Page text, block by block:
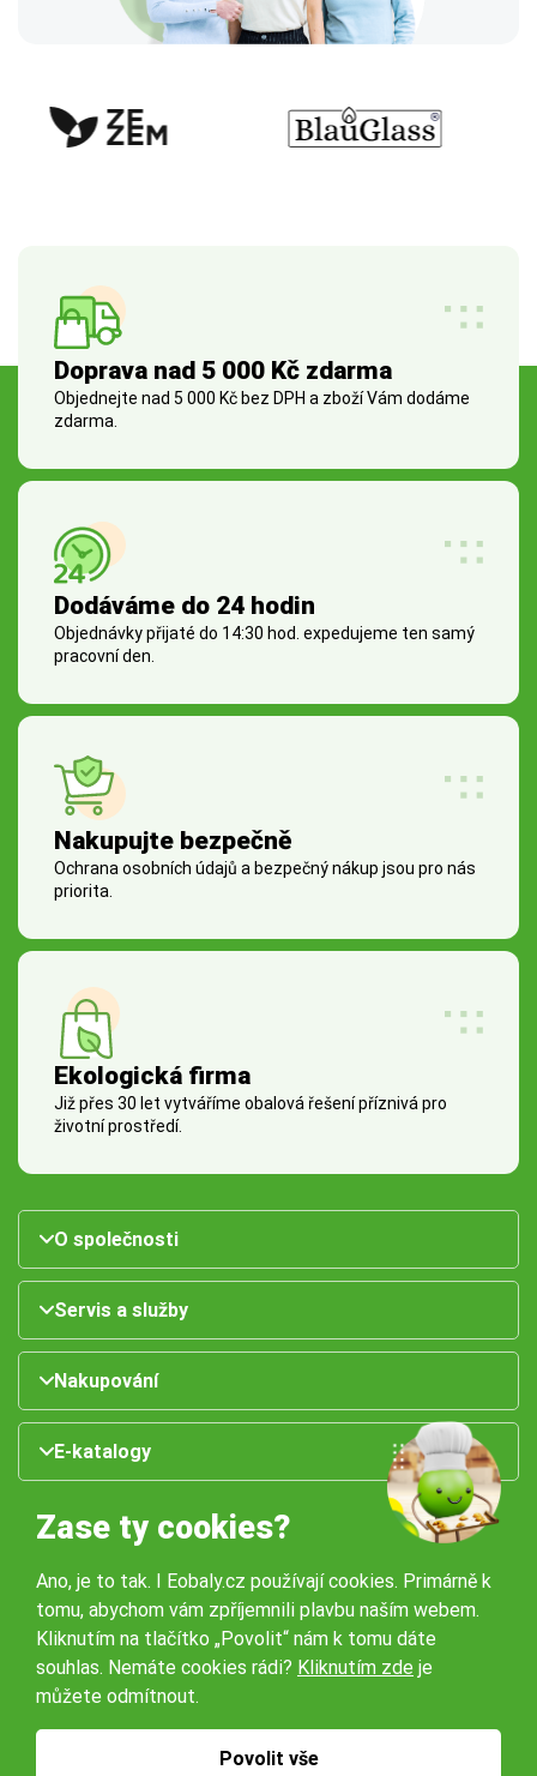
Doprava nad 5 000 Kč zdarma
Objednejte nad 5 000 Kč bez DPH a zboží Vám dodáme
zdarma.
Dodáváme do 24 hodin
Objednávky přijaté do 14:30 hod. expedujeme ten samý
pracovní den.
Nakupujte bezpečně
Ochrana osobních údajů a bezpečný nákup jsou pro nás
priorita.
Ekologická firma
Již přes 30 let vytváříme obalová řešení příznivá pro
životní prostředí.
O společnosti
Servis a služby
Nakupování
E-katalogy
Naše pobočky:
Obchodní podmínky
Zase ty cookies?
Ano, je to tak. I Eobaly.cz používají cookies. Primárně k
tomu, abychom vám zpříjemnili plavbu naším webem.
Kliknutím na tlačítko „Povolit“ nám k tomu dáte
souhlas. Nemáte cookies rádi? Kliknutím zde je
můžete odmítnout.
Povolit vše